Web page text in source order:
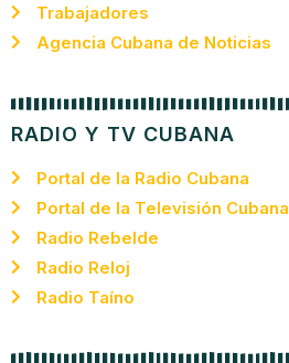
Trabajadores
Agencia Cubana de Noticias
RADIO Y TV CUBANA
Portal de la Radio Cubana
Portal de la Televisión Cubana
Radio Rebelde
Radio Reloj
Radio Taíno